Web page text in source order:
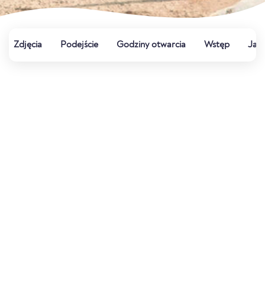
Zdjęcia Podejście Godziny otwarcia Wstęp